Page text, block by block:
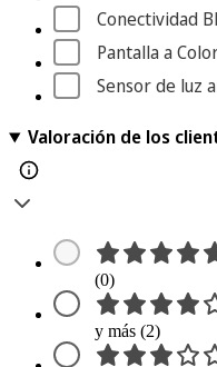
Conectividad
Pantalla a
Sensor de luz
Valoración de los
(0)
y más (2)